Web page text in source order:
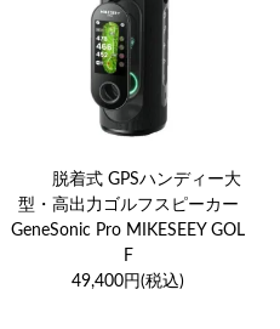
脱着式 GPSハンディー大
型・高出力ゴルフスピーカー
GeneSonic Pro MIKESEEY GOL
F
49,400円(税込)